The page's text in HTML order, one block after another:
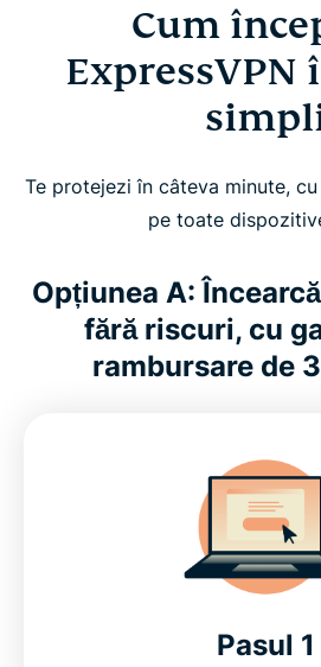
Cum
ExpressVPN
Te protejezi în câteva minute,
pe toate
Opțiunea A:
fără riscuri, cu
rambursare de
Pasul 1